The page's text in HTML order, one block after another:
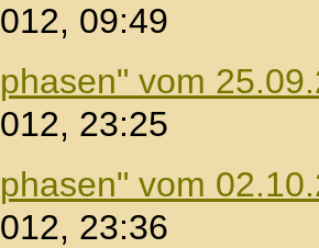
09:49
vom
23:25
vom
23:36